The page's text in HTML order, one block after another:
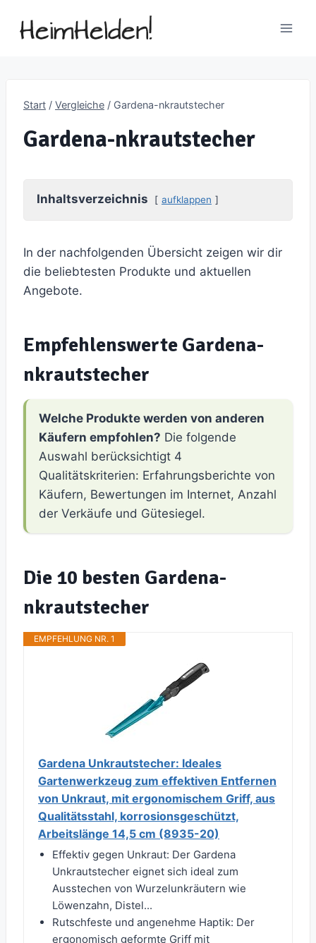
Inhalt
Start / Vergleiche / Gardena-nkrautstecher
Gardena-nkrautstecher
Inhaltsverzeichnis aufklappen
In der nachfolgenden Übersicht zeigen wir dir
die beliebtesten Produkte und aktuellen
Angebote.
Empfehlenswerte Gardena-
nkrautstecher
Welche Produkte werden von anderen
Käufern empfohlen? Die folgende
Auswahl berücksichtigt 4
Qualitätskriterien: Erfahrungsberichte von
Käufern, Bewertungen im Internet, Anzahl
der Verkäufe und Gütesiegel.
Die 10 besten Gardena-
nkrautstecher
EMPFEHLUNG NR. 1
Gardena Unkrautstecher: Ideales
Gartenwerkzeug zum effektiven Entfernen
von Unkraut, mit ergonomischem Griff, aus
Qualitätsstahl, korrosionsgeschützt,
Arbeitslänge 14,5 cm (8935-20)
Effektiv gegen Unkraut: Der Gardena
Unkrautstecher eignet sich ideal zum
Ausstechen von Wurzelunkräutern wie
Löwenzahn, Distel...
Rutschfeste und angenehme Haptik: Der
ergonomisch geformte Griff mit